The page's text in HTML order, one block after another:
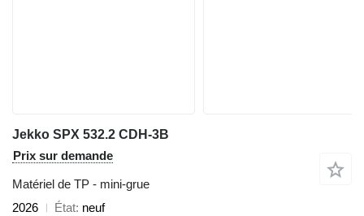
Jekko SPX 532.2 CDH-3B
Prix sur demande
Matériel de TP - mini-grue
2026
État neuf